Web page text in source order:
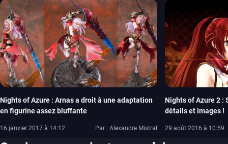
Nights of Azure : Arnas a droit à une adaptation
en figurine assez bluffante
16 janvier 2017 à 14:12 Par : Alexandre Mistral
Nights of Azure 2 :
détails et images !
29 août 2016 à 10:59